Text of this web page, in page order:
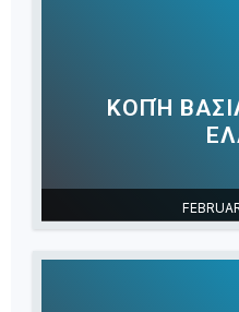
ΚΟΠΉ